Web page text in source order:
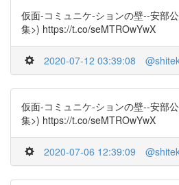
仮面-コミュニケ-ションの壁--安部
集>) https://t.co/seMTROwYwX
2020-07-12 03:39:08
仮面-コミュニケ-ションの壁--安部
集>) https://t.co/seMTROwYwX
2020-07-06 12:39:09